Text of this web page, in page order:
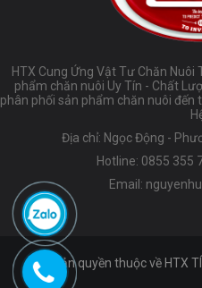
HTX Cung Ứng Vật Tư Chăn Nuôi
phẩm chăn nuôi Uy Tín - Chất
phân phối sản phẩm chăn nuôi đến
Địa chỉ: Ngọc Động -
Hotline: 0855 355
Email:
© Bản quyền thuộc về HTX